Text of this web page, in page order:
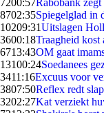
7200:57Rabobank
8702:35Spiegelglad in
10209:31Uitslagen
3600:18Traagheid kost
6713:43OM gaat
13100:24Soedanees
3411:16Excuus voor
3807:50Reflex redt
3202:27Kat verziekt